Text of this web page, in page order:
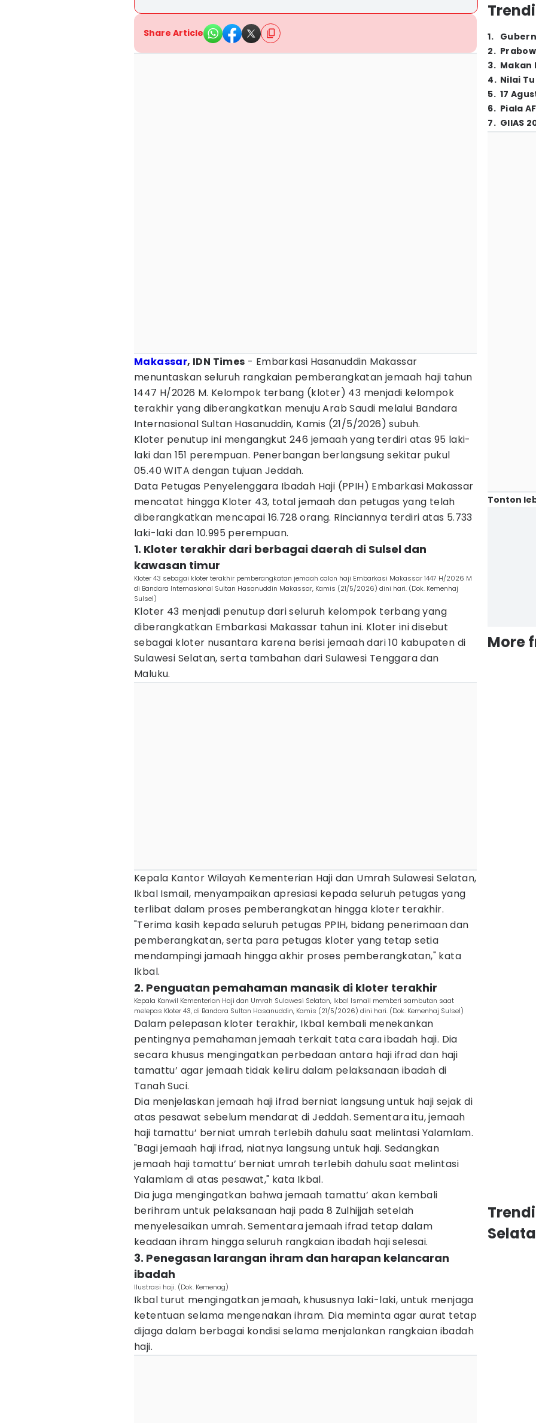
Share Article
Makassar, IDN Times - Embarkasi Hasanuddin Makassar
menuntaskan seluruh rangkaian pemberangkatan jemaah haji tahun
1447 H/2026 M. Kelompok terbang (kloter) 43 menjadi kelompok
terakhir yang diberangkatkan menuju Arab Saudi melalui Bandara
Internasional Sultan Hasanuddin, Kamis (21/5/2026) subuh.
Kloter penutup ini mengangkut 246 jemaah yang terdiri atas 95 laki-
laki dan 151 perempuan. Penerbangan berlangsung sekitar pukul
05.40 WITA dengan tujuan Jeddah.
Data Petugas Penyelenggara Ibadah Haji (PPIH) Embarkasi Makassar
mencatat hingga Kloter 43, total jemaah dan petugas yang telah
diberangkatkan mencapai 16.728 orang. Rinciannya terdiri atas 5.733
laki-laki dan 10.995 perempuan.
1. Kloter terakhir dari berbagai daerah di Sulsel dan
kawasan timur
Kloter 43 sebagai kloter terakhir pemberangkatan jemaah calon haji Embarkasi Makassar 1447 H/2026 M
di Bandara Internasional Sultan Hasanuddin Makassar, Kamis (21/5/2026) dini hari. (Dok. Kemenhaj
Sulsel)
Kloter 43 menjadi penutup dari seluruh kelompok terbang yang
diberangkatkan Embarkasi Makassar tahun ini. Kloter ini disebut
sebagai kloter nusantara karena berisi jemaah dari 10 kabupaten di
Sulawesi Selatan, serta tambahan dari Sulawesi Tenggara dan
Maluku.
Kepala Kantor Wilayah Kementerian Haji dan Umrah Sulawesi Selatan,
Ikbal Ismail, menyampaikan apresiasi kepada seluruh petugas yang
terlibat dalam proses pemberangkatan hingga kloter terakhir.
"Terima kasih kepada seluruh petugas PPIH, bidang penerimaan dan
pemberangkatan, serta para petugas kloter yang tetap setia
mendampingi jamaah hingga akhir proses pemberangkatan," kata
Ikbal.
2. Penguatan pemahaman manasik di kloter terakhir
Kepala Kanwil Kementerian Haji dan Umrah Sulawesi Selatan, Ikbal Ismail memberi sambutan saat
melepas Kloter 43, di Bandara Sultan Hasanuddin, Kamis (21/5/2026) dini hari. (Dok. Kemenhaj Sulsel)
Dalam pelepasan kloter terakhir, Ikbal kembali menekankan
pentingnya pemahaman jemaah terkait tata cara ibadah haji. Dia
secara khusus mengingatkan perbedaan antara haji ifrad dan haji
tamattu’ agar jemaah tidak keliru dalam pelaksanaan ibadah di
Tanah Suci.
Dia menjelaskan jemaah haji ifrad berniat langsung untuk haji sejak di
atas pesawat sebelum mendarat di Jeddah. Sementara itu, jemaah
haji tamattu’ berniat umrah terlebih dahulu saat melintasi Yalamlam.
"Bagi jemaah haji ifrad, niatnya langsung untuk haji. Sedangkan
jemaah haji tamattu’ berniat umrah terlebih dahulu saat melintasi
Yalamlam di atas pesawat," kata Ikbal.
Dia juga mengingatkan bahwa jemaah tamattu’ akan kembali
berihram untuk pelaksanaan haji pada 8 Zulhijjah setelah
menyelesaikan umrah. Sementara jemaah ifrad tetap dalam
keadaan ihram hingga seluruh rangkaian ibadah haji selesai.
3. Penegasan larangan ihram dan harapan kelancaran
ibadah
Ilustrasi haji. (Dok. Kemenag)
Ikbal turut mengingatkan jemaah, khususnya laki-laki, untuk menjaga
ketentuan selama mengenakan ihram. Dia meminta agar aurat tetap
dijaga dalam berbagai kondisi selama menjalankan rangkaian ibadah
haji.
1.
2.
3. Makan
4. Nilai
5. 17
6. Piala
7. GIIAS
Tonton
More